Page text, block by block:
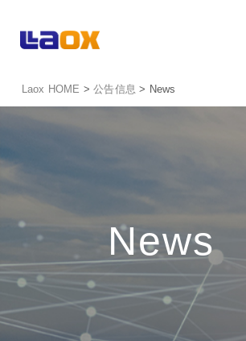
Laox HOME >公告信息 > News
News